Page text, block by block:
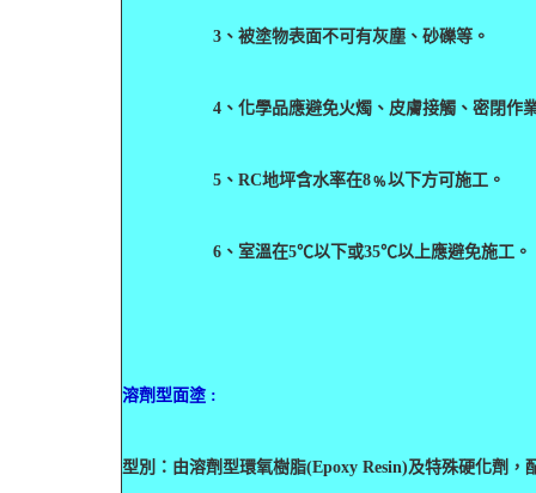
3 、被塗物表面不可有灰塵、砂礫等。
4 、化學品應避免火燭、皮膚接觸、密閉作
5 、 RC地坪含水率在8﹪以下方可施工。
6 、室溫在5℃以下或35℃以上應避免施工。
溶劑型面塗 :
型別：由溶劑型環氧樹脂(Epoxy Resin)及特殊硬化劑